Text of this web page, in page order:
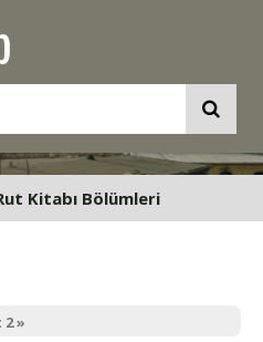
Kitabı Bölümleri
2 »